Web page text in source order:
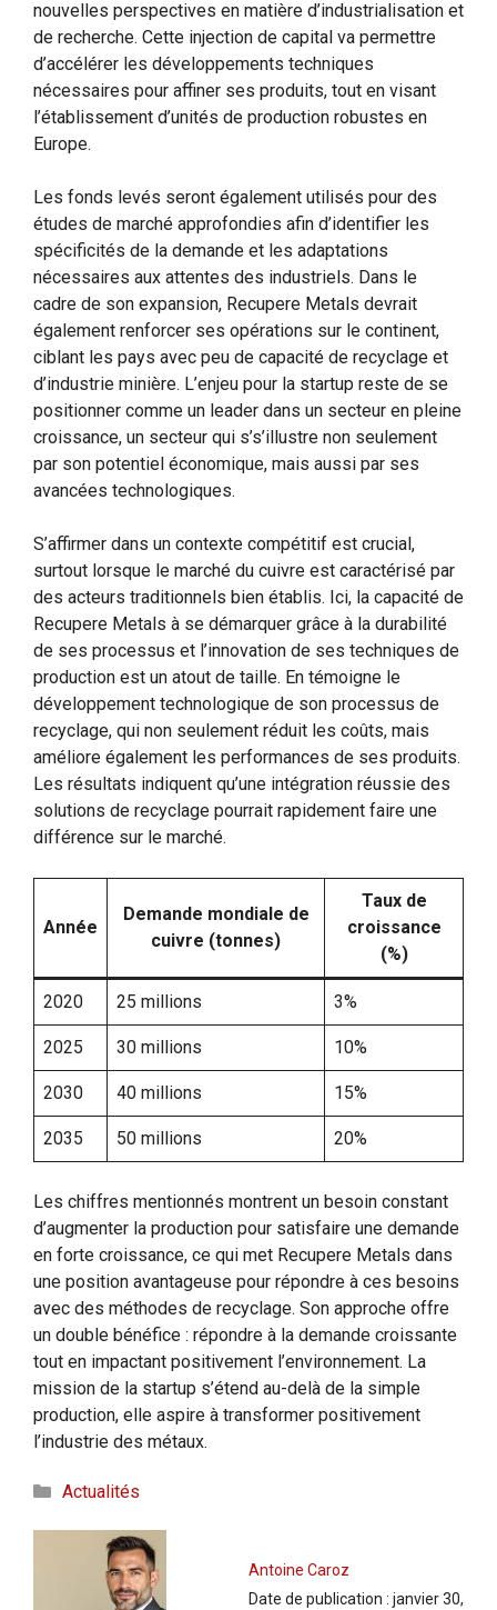
nouvelles perspectives en matière d’industrialisation et
de recherche. Cette injection de capital va permettre
d’accélérer les développements techniques
nécessaires pour affiner ses produits, tout en visant
l’établissement d’unités de production robustes en
Europe.
Les fonds levés seront également utilisés pour des
études de marché approfondies afin d’identifier les
spécificités de la demande et les adaptations
nécessaires aux attentes des industriels. Dans le
cadre de son expansion, Recupere Metals devrait
également renforcer ses opérations sur le continent,
ciblant les pays avec peu de capacité de recyclage et
d’industrie minière. L’enjeu pour la startup reste de se
positionner comme un leader dans un secteur en pleine
croissance, un secteur qui s’s’illustre non seulement
par son potentiel économique, mais aussi par ses
avancées technologiques.
S’affirmer dans un contexte compétitif est crucial,
surtout lorsque le marché du cuivre est caractérisé par
des acteurs traditionnels bien établis. Ici, la capacité de
Recupere Metals à se démarquer grâce à la durabilité
de ses processus et l’innovation de ses techniques de
production est un atout de taille. En témoigne le
développement technologique de son processus de
recyclage, qui non seulement réduit les coûts, mais
améliore également les performances de ses produits.
Les résultats indiquent qu’une intégration réussie des
solutions de recyclage pourrait rapidement faire une
différence sur le marché.
Année
Demande mondiale de
cuivre (tonnes)
Taux de
croissance
(%)
2020 25 millions 3%
2025 30 millions 10%
2030 40 millions 15%
2035 50 millions 20%
Les chiffres mentionnés montrent un besoin constant
d’augmenter la production pour satisfaire une demande
en forte croissance, ce qui met Recupere Metals dans
une position avantageuse pour répondre à ces besoins
avec des méthodes de recyclage. Son approche offre
un double bénéfice : répondre à la demande croissante
tout en impactant positivement l’environnement. La
mission de la startup s’étend au-delà de la simple
production, elle aspire à transformer positivement
l’industrie des métaux.
Catégories
Actualités
Antoine Caroz
Date de publication : janvier 30,